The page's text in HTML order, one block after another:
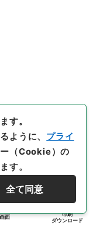
面
印刷
ダウンロード
す。
ように、 プライ
（Cookie）の
す。
全て同意